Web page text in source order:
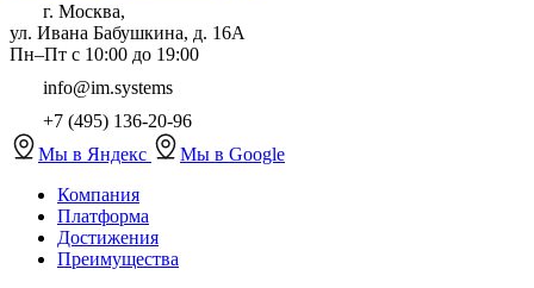
г. Москва,
ул. Ивана Бабушкина, д. 16А
Пн–Пт с 10:00 до 19:00
info@im.systems
+7 (495) 136-20-96
Мы в Яндекс
Мы в Google
Компания
Платформа
Достижения
Преимущества